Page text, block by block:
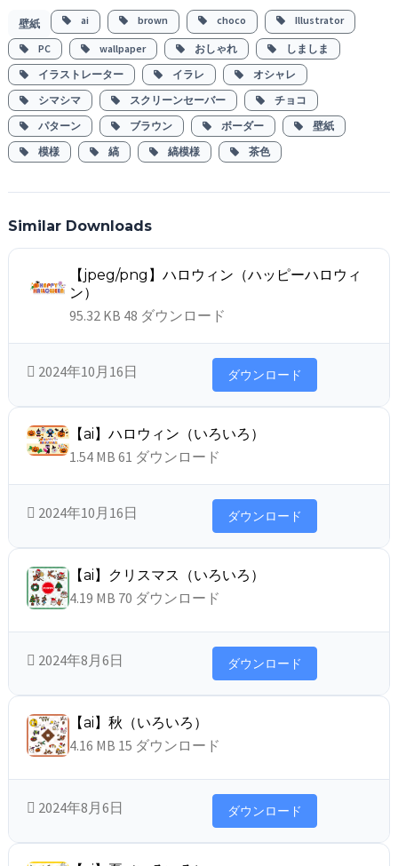
壁紙 ai brown choco Illustrator
PC wallpaper おしゃれ
しましま
イラストレーター
イラレ
オシャレ
シマシマ
スクリーンセーバー
チョコ
パターン
ブラウン ボーダー
壁紙
模様
縞 縞模様 茶色
Similar Downloads
【jpeg/png】ハロウィン（ハッピーハロウィ
ン）
95.32 KB 48 ダウンロード
2024年10月16日 ダウンロード
【ai】ハロウィン（いろいろ）
1.54 MB61 ダウンロード
2024年10月16日 ダウンロード
【ai】クリスマス（いろいろ）
4.19 MB 70 ダウンロード
2024年8月6日 ダウンロード
【ai】秋（いろいろ）
4.16 MB 15 ダウンロード
2024年8月6日 ダウンロード